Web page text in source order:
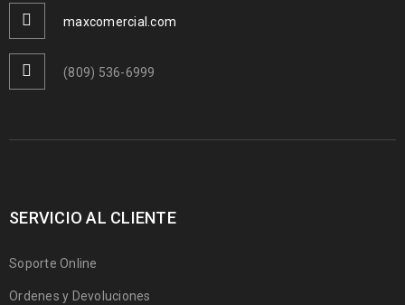
maxcomercial.com
(809) 536-6999
SERVICIO AL CLIENTE
Soporte Online
Ordenes y Devoluciones